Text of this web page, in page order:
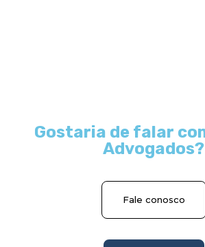
Gostaria de falar
Advogados?
Fale conosco